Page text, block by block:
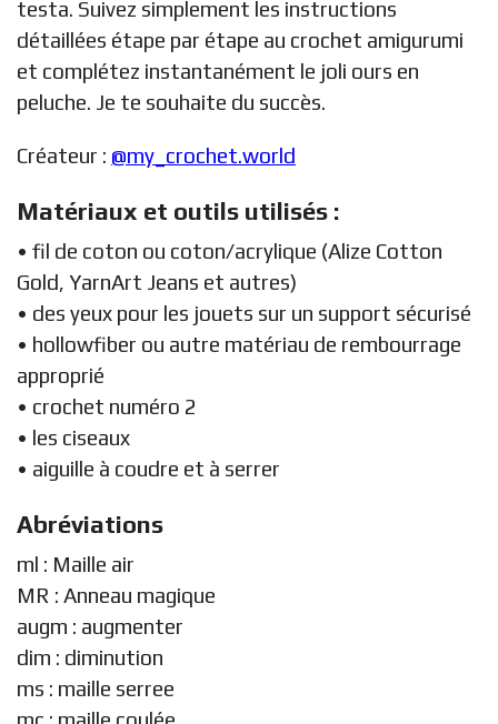
testa. Suivez simplement les instructions
détaillées étape par étape au crochet amigurumi
et complétez instantanément le joli ours en
peluche. Je te souhaite du succès.
Créateur : @my_crochet.world
Matériaux et outils utilisés :
• fil de coton ou coton/acrylique (Alize Cotton
Gold, YarnArt Jeans et autres)
• des yeux pour les jouets sur un support sécurisé
• hollowfiber ou autre matériau de rembourrage
approprié
• crochet numéro 2
• les ciseaux
• aiguille à coudre et à serrer
Abréviations
ml : Maille air
MR : Anneau magique
augm : augmenter
dim : diminution
ms : maille serree